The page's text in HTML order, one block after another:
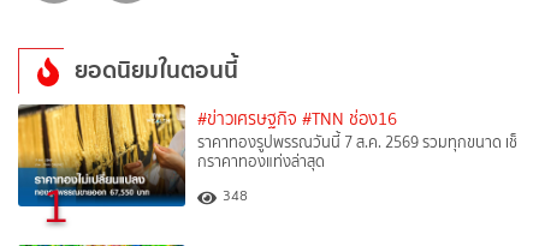
ยอดนิยมในตอนนี้
1
#ข่าวเศรษฐกิจ #TNN ช่อง16
ราคาทองรูปพรรณวันนี้ 7 ส.ค. 2569 รวมทุกขนาด เช็
กราคาทองแท่งล่าสุด
348